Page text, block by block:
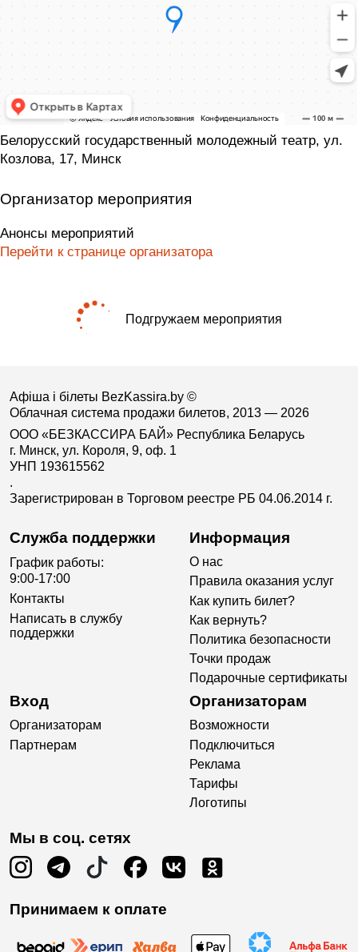
Белорусский государственный молодежный театр, ул.
Козлова, 17, Минск
Организатор мероприятия
Анонсы мероприятий
Перейти к странице организатора
Подгружаем мероприятия
Афіша і білеты BezKassira.by ©
Облачная система продажи билетов, 2013 — 2026
ООО «БЕЗКАССИРА БАЙ» Республика Беларусь
г. Минск, ул. Короля, 9, оф. 1
УНП 193615562
.
Зарегистрирован в Торговом реестре РБ 04.06.2014 г.
Служба поддержки
График работы:
9:00-17:00
Контакты
Написать в службу
поддержки
Информация
О нас
Правила оказания услуг
Как купить билет?
Как вернуть?
Политика безопасности
Точки продаж
Подарочные сертификаты
Вход
Организаторам
Партнерам
Организаторам
Возможности
Подключиться
Реклама
Тарифы
Логотипы
Мы в соц. сетях
Принимаем к оплате